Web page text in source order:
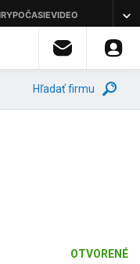
Hľadať firmu
OTVORENÉ